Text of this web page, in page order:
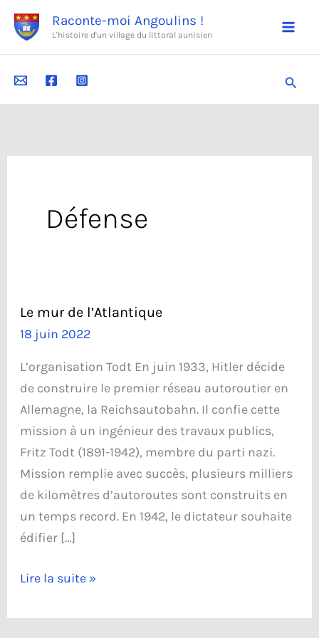
Aller
contenu
Raconte-moi Angoulins !
L'histoire d'un village du littoral aunisien
Défense
Le mur de l’Atlantique
18 juin 2022
L’organisation Todt En juin 1933, Hitler décide
de construire le premier réseau autoroutier en
Allemagne, la Reichsautobahn. Il confie cette
mission à un ingénieur des travaux publics,
Fritz Todt (1891-1942), membre du parti nazi.
Mission remplie avec succès, plusieurs milliers
de kilomètres d’autoroutes sont construits en
un temps record. En 1942, le dictateur souhaite
édifier […]
Le
de
Lire la suite »